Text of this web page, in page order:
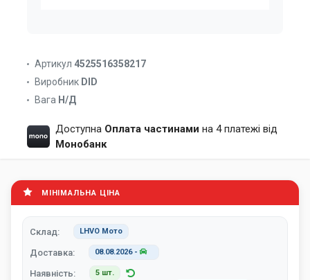
Артикул 4525516358217
Виробник DID
Вага Н/Д
Доступна Оплата частинами на 4 платежі від
Монобанк
МІНІМАЛЬНА ЦІНА
Склад: LHVO Мото
Доставка: 08.08.2026-
Наявність: 5 шт.